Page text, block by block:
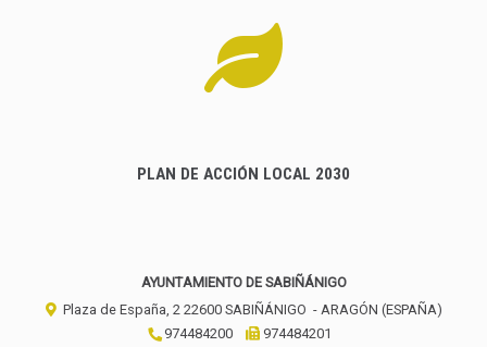
PLAN DE ACCIÓN LOCAL 2030
AYUNTAMIENTO DE SABIÑÁNIGO
Plaza de España, 2 22600 SABIÑÁNIGO - ARAGÓN (ESPAÑA)
974484200
974484201